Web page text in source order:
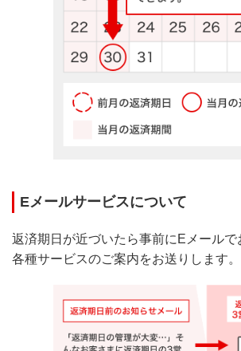
ンアプリ「スマート口座開設」で三
ト（インターネットバンキング）も
口座開設についてくわしくはこちら
Eメールサービスについて
返済期日が近づいたら事前にEメールで
各種サービスのご案内をお送りします。